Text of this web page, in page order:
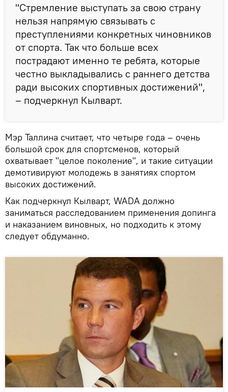
"Стремление выступать за свою страну
нельзя напрямую связывать с
преступлениями конкретных чиновников
от спорта. Так что больше всех
пострадают именно те ребята, которые
честно выкладывались с раннего детства
ради высоких спортивных достижений",
– подчеркнул Кылварт.
Мэр Таллина считает, что четыре года – очень
большой срок для спортсменов, который
охватывает "целое поколение", и такие ситуации
демотивируют молодежь в занятиях спортом
высоких достижений.
Как подчеркнул Кылварт, WADA должно
заниматься расследованием применения допинга
и наказанием виновных, но подходить к этому
следует обдуманно.